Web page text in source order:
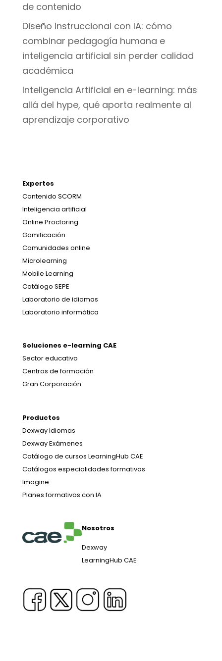
de contenido
Diseño instruccional con IA: cómo
combinar pedagogía humana e
inteligencia artificial sin perder calidad
académica
Inteligencia Artificial en e-learning: más
allá del hype, qué aporta realmente al
aprendizaje corporativo
Expertos
Contenido SCORM
Inteligencia artificial
Online Proctoring
Gamificación
Comunidades online
Microlearning
Mobile Learning
Catálogo SEPE
Laboratorio de idiomas
Laboratorio informática
Soluciones e-learning CAE
Sector educativo
Centros de formación
Gran Corporación
Productos
Dexway Idiomas
Dexway Exámenes
Catálogo de cursos LearningHub CAE
Catálogos especialidades formativas
Imagine
Planes formativos con IA
Nosotros
Dexway
LearningHub CAE